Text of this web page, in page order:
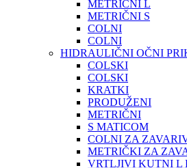
METRIČNI L
METRIČNI S
COLNI
COLNI
HIDRAULIČNI OČNI
COLSKI
COLSKI
KRATKI
PRODUŽENI
METRIČNI
S MATICOM
COLNI ZA
METRIČKI ZA
VRTLJIVI KUTNI L